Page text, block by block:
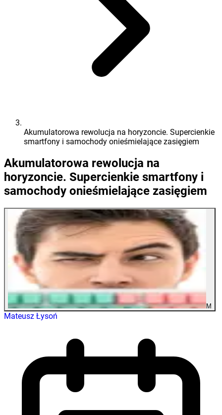
Akumulatorowa rewolucja na horyzoncie. Supercienkie
smartfony i samochody onieśmielające zasięgiem
Akumulatorowa rewolucja na
horyzoncie. Supercienkie smartfony i
samochody onieśmielające zasięgiem
M
Mateusz Łysoń